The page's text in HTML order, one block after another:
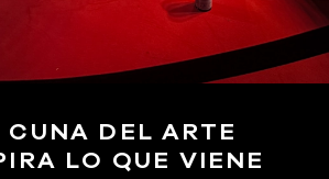
DEL ARTE
LO QUE VIENE